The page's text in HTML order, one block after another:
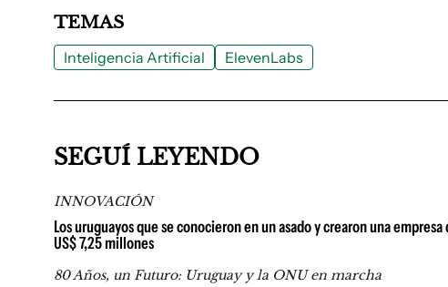
TEMAS
Inteligencia Artificial ElevenLabs
SEGUÍ LEYENDO
INNOVACIÓN
Los uruguayos que se conocieron en un asado y crearon una
US$ 7,25 millones
80 Años, un Futuro: Uruguay y la ONU en marcha